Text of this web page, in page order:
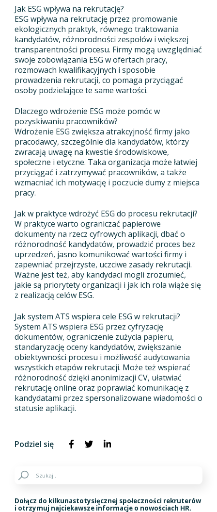
Jak ESG wpływa na rekrutację?
ESG wpływa na rekrutację przez promowanie
ekologicznych praktyk, równego traktowania
kandydatów, różnorodności zespołów i większej
transparentności procesu. Firmy mogą uwzględniać
swoje zobowiązania ESG w ofertach pracy,
rozmowach kwalifikacyjnych i sposobie
prowadzenia rekrutacji, co pomaga przyciągać
osoby podzielające te same wartości.
Dlaczego wdrożenie ESG może pomóc w
pozyskiwaniu pracowników?
Wdrożenie ESG zwiększa atrakcyjność firmy jako
pracodawcy, szczególnie dla kandydatów, którzy
zwracają uwagę na kwestie środowiskowe,
społeczne i etyczne. Taka organizacja może łatwiej
przyciągać i zatrzymywać pracowników, a także
wzmacniać ich motywację i poczucie dumy z miejsca
pracy.
Jak w praktyce wdrożyć ESG do procesu rekrutacji?
W praktyce warto ograniczać papierowe
dokumenty na rzecz cyfrowych aplikacji, dbać o
różnorodność kandydatów, prowadzić proces bez
uprzedzeń, jasno komunikować wartości firmy i
zapewniać przejrzyste, uczciwe zasady rekrutacji.
Ważne jest też, aby kandydaci mogli zrozumieć,
jakie są priorytety organizacji i jak ich rola wiąże się
z realizacją celów ESG.
Jak system ATS wspiera cele ESG w rekrutacji?
System ATS wspiera ESG przez cyfryzację
dokumentów, ograniczenie zużycia papieru,
standaryzację oceny kandydatów, zwiększanie
obiektywności procesu i możliwość audytowania
wszystkich etapów rekrutacji. Może też wspierać
różnorodność dzięki anonimizacji CV, ułatwiać
rekrutację online oraz poprawiać komunikację z
kandydatami przez spersonalizowane wiadomości o
statusie aplikacji.
Podziel się
Dołącz do kilkunastotysięcznej społeczności rekruterów
i otrzymuj najciekawsze informacje o nowościach HR.